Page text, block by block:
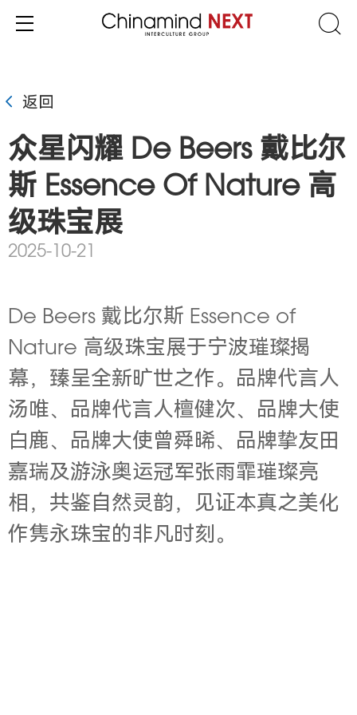
返回
众星闪耀 De Beers 戴比尔
斯 Essence Of Nature 高
级珠宝展
2025-10-21
De Beers 戴比尔斯 Essence of
Nature 高级珠宝展于宁波璀璨揭
幕，臻呈全新旷世之作。品牌代言人
汤唯、品牌代言人檀健次、品牌大使
白鹿、品牌大使曾舜晞、品牌挚友田
嘉瑞及游泳奥运冠军张雨霏璀璨亮
相 ，共鉴自然灵韵，见证本真之美化
作隽永珠宝的非凡时刻。